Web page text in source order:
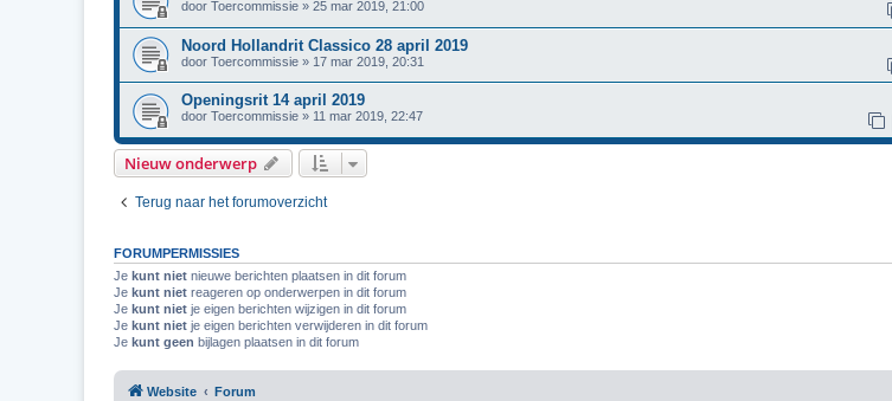
door Toercommissie » 25 mar 2019, 21:00
Noord Hollandrit Classico 28 april 2019
door Toercommissie » 17 mar 2019, 20:31
Openingsrit 14 april 2019
door Toercommissie » 11 mar 2019, 22:47
Nieuw onderwerp
Terug naar het forumoverzicht
FORUMPERMISSIES
Je kunt niet nieuwe berichten plaatsen in dit forum
Je kunt niet reageren op onderwerpen in dit forum
Je kunt niet je eigen berichten wijzigen in dit forum
Je kunt niet je eigen berichten verwijderen in dit forum
Je kunt geen bijlagen plaatsen in dit forum
Website Forum